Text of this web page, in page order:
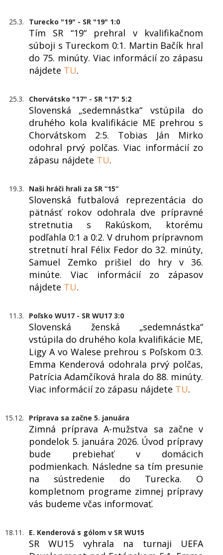
25.3. Turecko "19" - SR "19" 1:0
Tím SR “19“ prehral v kvalifikačnom
súboji s Tureckom 0:1. Martin Bačík hral
do 75. minúty. Viac informácií zo zápasu
nájdete TU.
25.3. Chorvátsko "17" - SR "17" 5:2
Slovenská „sedemnástka“ vstúpila do
druhého kola kvalifikácie ME prehrou s
Chorvátskom 2:5. Tobias Ján Mirko
odohral prvý polčas. Viac informácií zo
zápasu nájdete TU.
19.3. Naši hráči hrali za SR “15“
Slovenská futbalová reprezentácia do
pätnásť rokov odohrala dve prípravné
stretnutia s Rakúskom, ktorému
podľahla 0:1 a 0:2. V druhom prípravnom
stretnutí hral Félix Fedor do 32. minúty,
Samuel Zemko prišiel do hry v 36.
minúte. Viac informácií zo zápasov
nájdete TU.
11.3. Poľsko WU17 - SR WU17 3:0
Slovenská ženská „sedemnástka“
vstúpila do druhého kola kvalifikácie ME,
Ligy A vo Walese prehrou s Poľskom 0:3.
Emma Kenderová odohrala prvý polčas,
Patrícia Adamčíková hrala do 88. minúty.
Viac informácií zo zápasu nájdete TU.
15.12. Príprava sa začne 5. januára
Zimná príprava A-mužstva sa začne v
pondelok 5. januára 2026. Úvod prípravy
bude prebiehať v domácich
podmienkach. Následne sa tím presunie
na sústredenie do Turecka. O
kompletnom programe zimnej prípravy
vás budeme včas informovať.
18.11. E. Kenderová s gólom v SR WU15
SR WU15 vyhrala na turnaji UEFA